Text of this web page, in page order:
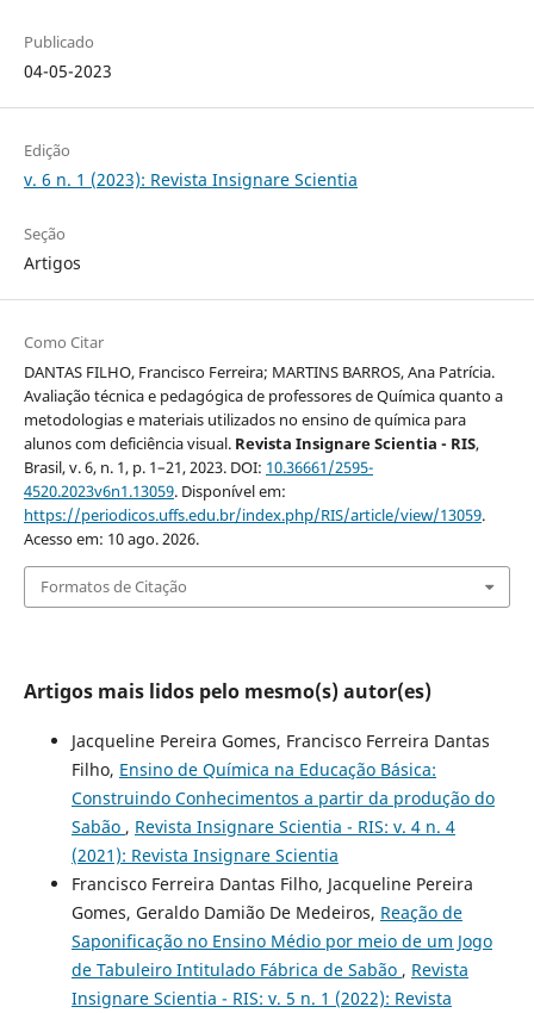
Publicado
04-05-2023
Edição
v. 6 n. 1 (2023): Revista Insignare Scientia
Seção
Artigos
Como Citar
DANTAS FILHO, Francisco Ferreira; MARTINS BARROS, Ana Patrícia.
Avaliação técnica e pedagógica de professores de Química quanto a
metodologias e materiais utilizados no ensino de química para
alunos com deficiência visual. Revista Insignare Scientia - RIS,
Brasil, v. 6, n. 1, p. 1–21, 2023. DOI: 10.36661/2595-
4520.2023v6n1.13059. Disponível em:
https://periodicos.uffs.edu.br/index.php/RIS/article/view/13059.
Acesso em: 10 ago. 2026.
Formatos de Citação
Artigos mais lidos pelo mesmo(s) autor(es)
Jacqueline Pereira Gomes, Francisco Ferreira Dantas
Filho, Ensino de Química na Educação Básica:
Construindo Conhecimentos a partir da produção do
Sabão , Revista Insignare Scientia - RIS: v. 4 n. 4
(2021): Revista Insignare Scientia
Francisco Ferreira Dantas Filho, Jacqueline Pereira
Gomes, Geraldo Damião De Medeiros, Reação de
Saponificação no Ensino Médio por meio de um Jogo
de Tabuleiro Intitulado Fábrica de Sabão , Revista
Insignare Scientia - RIS: v. 5 n. 1 (2022): Revista